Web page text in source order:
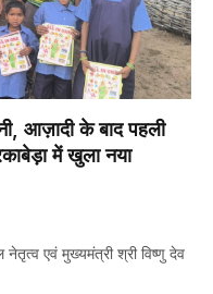
​आज़ादी के बाद पहली
में खुला नया
एवं मुख्यमंत्री श्री विष्णु देव